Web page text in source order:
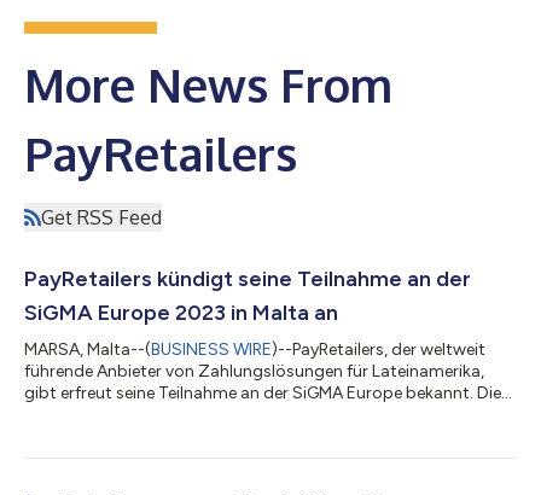
More News From
PayRetailers
Get RSS Feed
PayRetailers kündigt seine Teilnahme an der
SiGMA Europe 2023 in Malta an
MARSA, Malta--(BUSINESS WIRE)--PayRetailers, der weltweit
führende Anbieter von Zahlungslösungen für Lateinamerika,
gibt erfreut seine Teilnahme an der SiGMA Europe bekannt. Die
außergewöhnliche Gelegenheit für die iGaming-Community und